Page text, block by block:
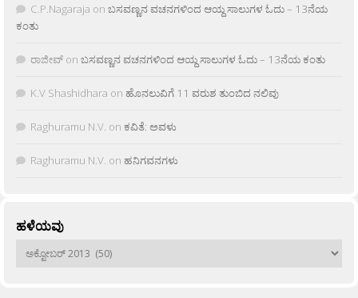
C.P.Nagaraja on ಬಸವಣ್ಣನ ವಚನಗಳಿಂದ ಆಯ್ದ ಸಾಲುಗಳ ಓದು – 13ನೆಯ
ಕಂತು
ರಾಜೀವ್ on ಬಸವಣ್ಣನ ವಚನಗಳಿಂದ ಆಯ್ದ ಸಾಲುಗಳ ಓದು – 13ನೆಯ ಕಂತು
K.V Shashidhara on ಹೊನಲುವಿಗೆ 11 ವರುಶ ತುಂಬಿದ ನಲಿವು
Raghuramu N.V. on ಕವಿತೆ: ಅವಳು
Raghuramu N.V. on ಹನಿಗವನಗಳು
ಹಳೆಯವು
ಹಳೆಯವು